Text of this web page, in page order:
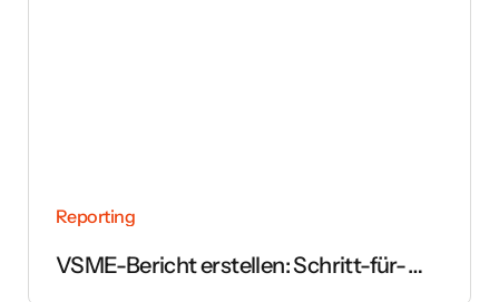
Reporting
VSME-Bericht erstellen: Schritt-für-